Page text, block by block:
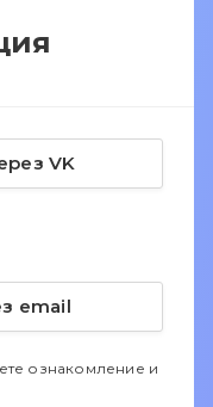
VK
email
ознакомление и